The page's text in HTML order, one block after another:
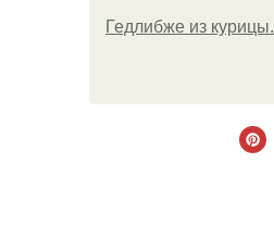
Гедлибже из курицы.